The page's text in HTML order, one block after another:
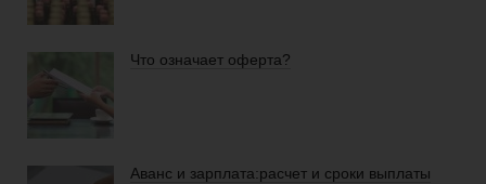
Что означает оферта?
Аванс и зарплата:расчет и сроки выплаты